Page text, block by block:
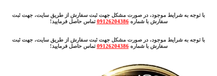
با توجه به شرایط موجود، در صورت مشکل جهت ثبت سفارش از طریق سایت، جهت ثبت
سفارش با شماره09126204386 تماس حاصل فرمایید!
با توجه به شرایط موجود، در صورت مشکل جهت ثبت سفارش از طریق سایت، جهت ثبت
سفارش با شماره09126204386 تماس حاصل فرمایید!